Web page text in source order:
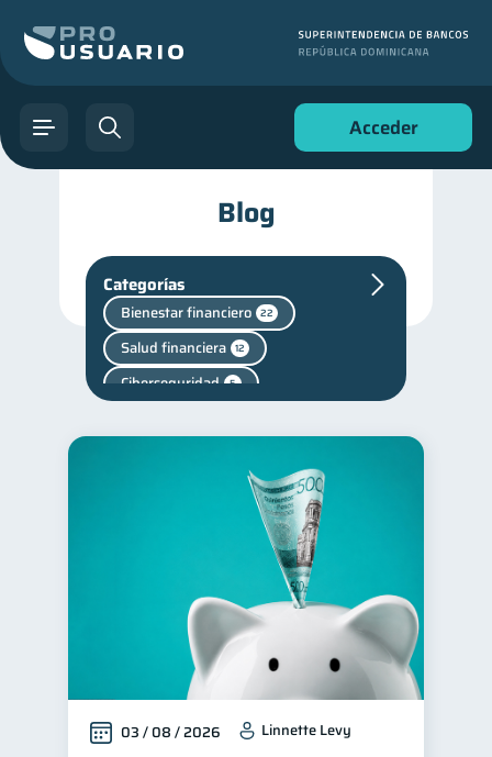
Acceder
Blog
Categorías
Bienestar financiero 22
Salud financiera 12
Ciberseguridad 5
Cuenta Abandonada 2
Finanzas personales
Manejo de deudas 31
Educación financiera 31
Finanzas para jóvenes 30
Control de deudas 30
03 / 08 / 2026 Linnette Levy